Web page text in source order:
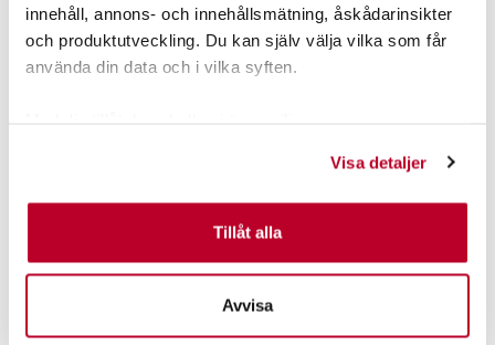
innehåll, annons- och innehållsmätning, åskådarinsikter
och produktutveckling. Du kan själv välja vilka som får
använda din data och i vilka syften.
Identifiera din enhet genom att aktivt skanna den för
specifika kännetecken (fingeravtryck)
Ta reda på mer om hur dina personliga uppgifter
Du kan ändra eller dra tillbaka ditt samtycke när som
helst från cookie-förklaringen.
Visa detaljer
Tillåt alla
Avvisa
67,00 krTidigare pris:
67,00 kr
39,00 krTidigare pris:
39,00 kr